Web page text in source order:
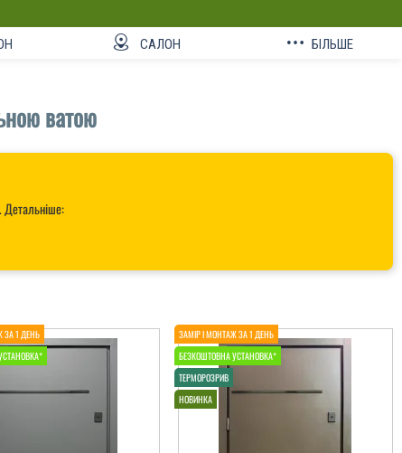
САЛОН БІЛЬШЕ
ватою
Детальніше: